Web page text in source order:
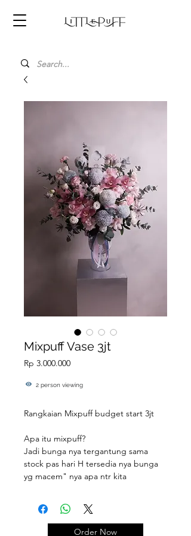
Mixpuff Vase 3jt
Rp 3.000.000Price
2 person viewing
Rangkaian Mixpuff budget start 3jt
Apa itu mixpuff?
Jadi bunga nya tergantung sama
stock pas hari H tersedia nya bunga
yg macem" nya apa ntr kita
mix: import & lokal.
Belum tentu sama persis spt foto
contoh yaa, kalian cukup pilih tone
Order Now